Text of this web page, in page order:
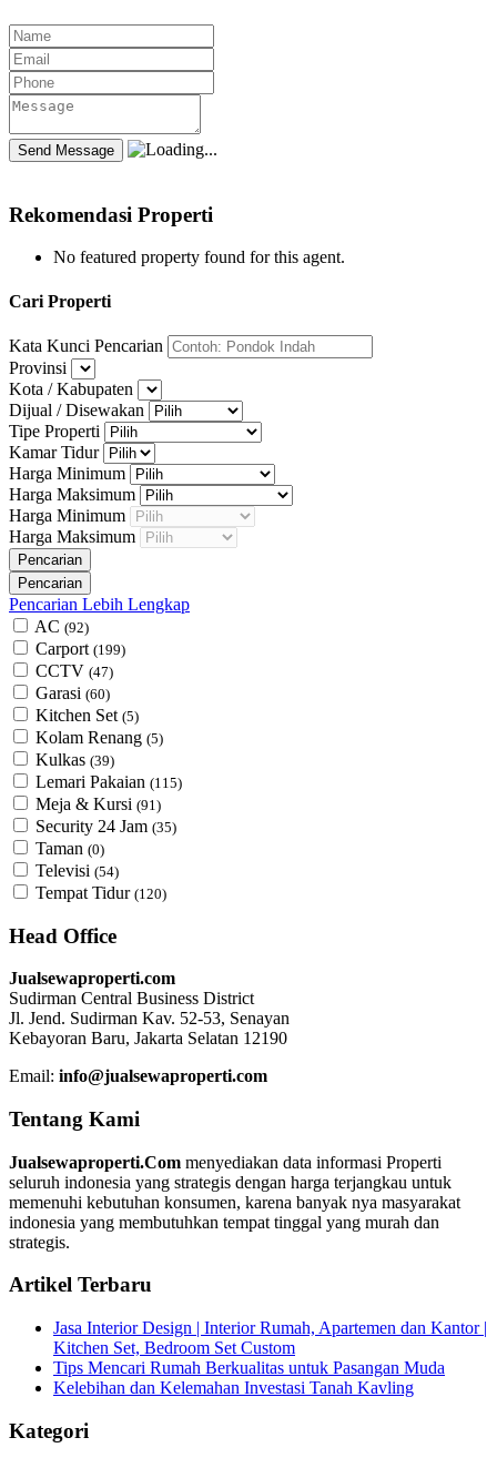
Rekomendasi Properti
No featured property found for this agent.
Cari Properti
Kata Kunci Pencarian
Provinsi
Kota / Kabupaten
Dijual / Disewakan
Tipe Properti
Kamar Tidur
Harga Minimum
Harga Maksimum
Harga Minimum
Harga Maksimum
Pencarian Lebih Lengkap
AC (92)
Carport (199)
CCTV (47)
Garasi (60)
Kitchen Set (5)
Kolam Renang (5)
Kulkas (39)
Lemari Pakaian (115)
Meja & Kursi (91)
Security 24 Jam (35)
Taman (0)
Televisi (54)
Tempat Tidur (120)
Head Office
Jualsewaproperti.com
Sudirman Central Business District
Jl. Jend. Sudirman Kav. 52-53, Senayan
Kebayoran Baru, Jakarta Selatan 12190
Email: info@jualsewaproperti.com
Tentang Kami
Jualsewaproperti.Com menyediakan data informasi Properti
seluruh indonesia yang strategis dengan harga terjangkau untuk
memenuhi kebutuhan konsumen, karena banyak nya masyarakat
indonesia yang membutuhkan tempat tinggal yang murah dan
strategis.
Artikel Terbaru
Jasa Interior Design | Interior Rumah, Apartemen dan Kantor |
Kitchen Set, Bedroom Set Custom
Tips Mencari Rumah Berkualitas untuk Pasangan Muda
Kelebihan dan Kelemahan Investasi Tanah Kavling
Kategori